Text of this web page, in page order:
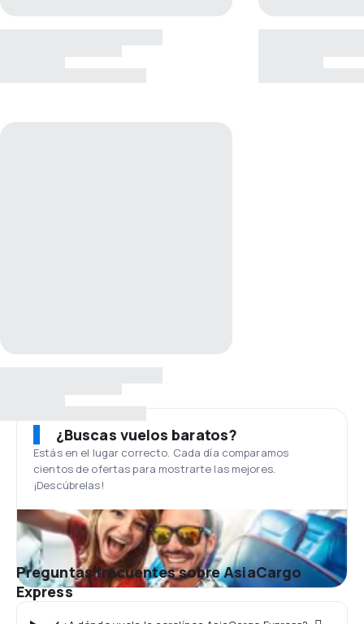
¿Buscas vuelos baratos?
Estás en el lugar correcto. Cada día comparamos
cientos de ofertas para mostrarte las mejores.
¡Descúbrelas!
Preguntas frecuentes sobre AsiaCargo
Express